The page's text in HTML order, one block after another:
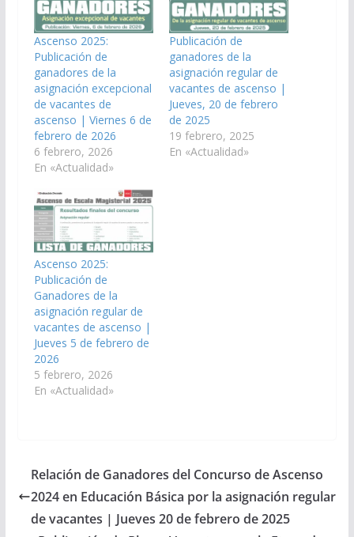
Ascenso 2025:
Publicación de
ganadores de la
asignación excepcional
de vacantes de
ascenso | Viernes 6 de
febrero de 2026
6 febrero, 2026
En «Actualidad»
Publicación de
ganadores de la
asignación regular de
vacantes de ascenso |
Jueves, 20 de febrero
de 2025
19 febrero, 2025
En «Actualidad»
Ascenso 2025:
Publicación de
Ganadores de la
asignación regular de
vacantes de ascenso |
Jueves 5 de febrero de
2026
5 febrero, 2026
En «Actualidad»
Relación de Ganadores del Concurso de Ascenso
2024 en Educación Básica por la asignación regular
de vacantes | Jueves 20 de febrero de 2025